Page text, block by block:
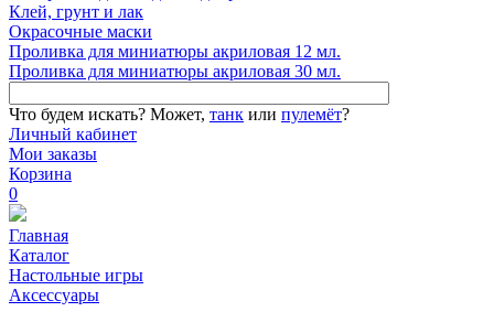
Клей, грунт и лак
Окрасочные маски
Проливка для миниатюры акриловая 12 мл.
Проливка для миниатюры акриловая 30 мл.
Что будем искать? Может, танк или пулемёт?
Личный кабинет
Мои заказы
Корзина
0
Главная
Каталог
Настольные игры
Аксессуары